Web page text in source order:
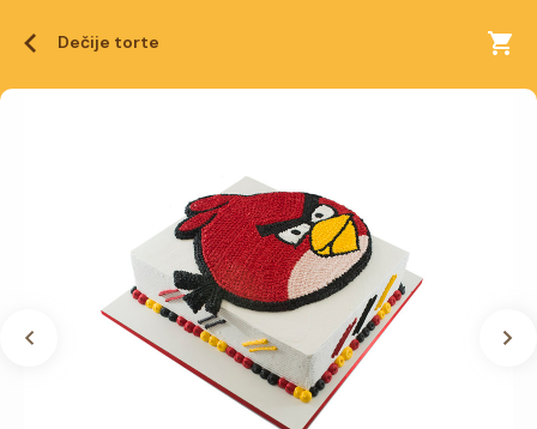
Dečije torte